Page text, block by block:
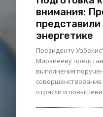
внимания:
энергетике
Президенту
Мирзиёеву
выполнения
отрасли и